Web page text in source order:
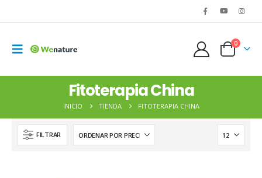
0
Fitoterapia China
INICIO TIENDA FITOTERAPIA CHINA
FILTRAR